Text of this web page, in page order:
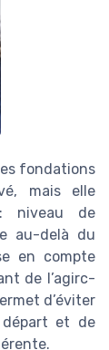
fondations
mais elle
niveau de
au-delà du
en compte
de l’agirc-
d’éviter
et de